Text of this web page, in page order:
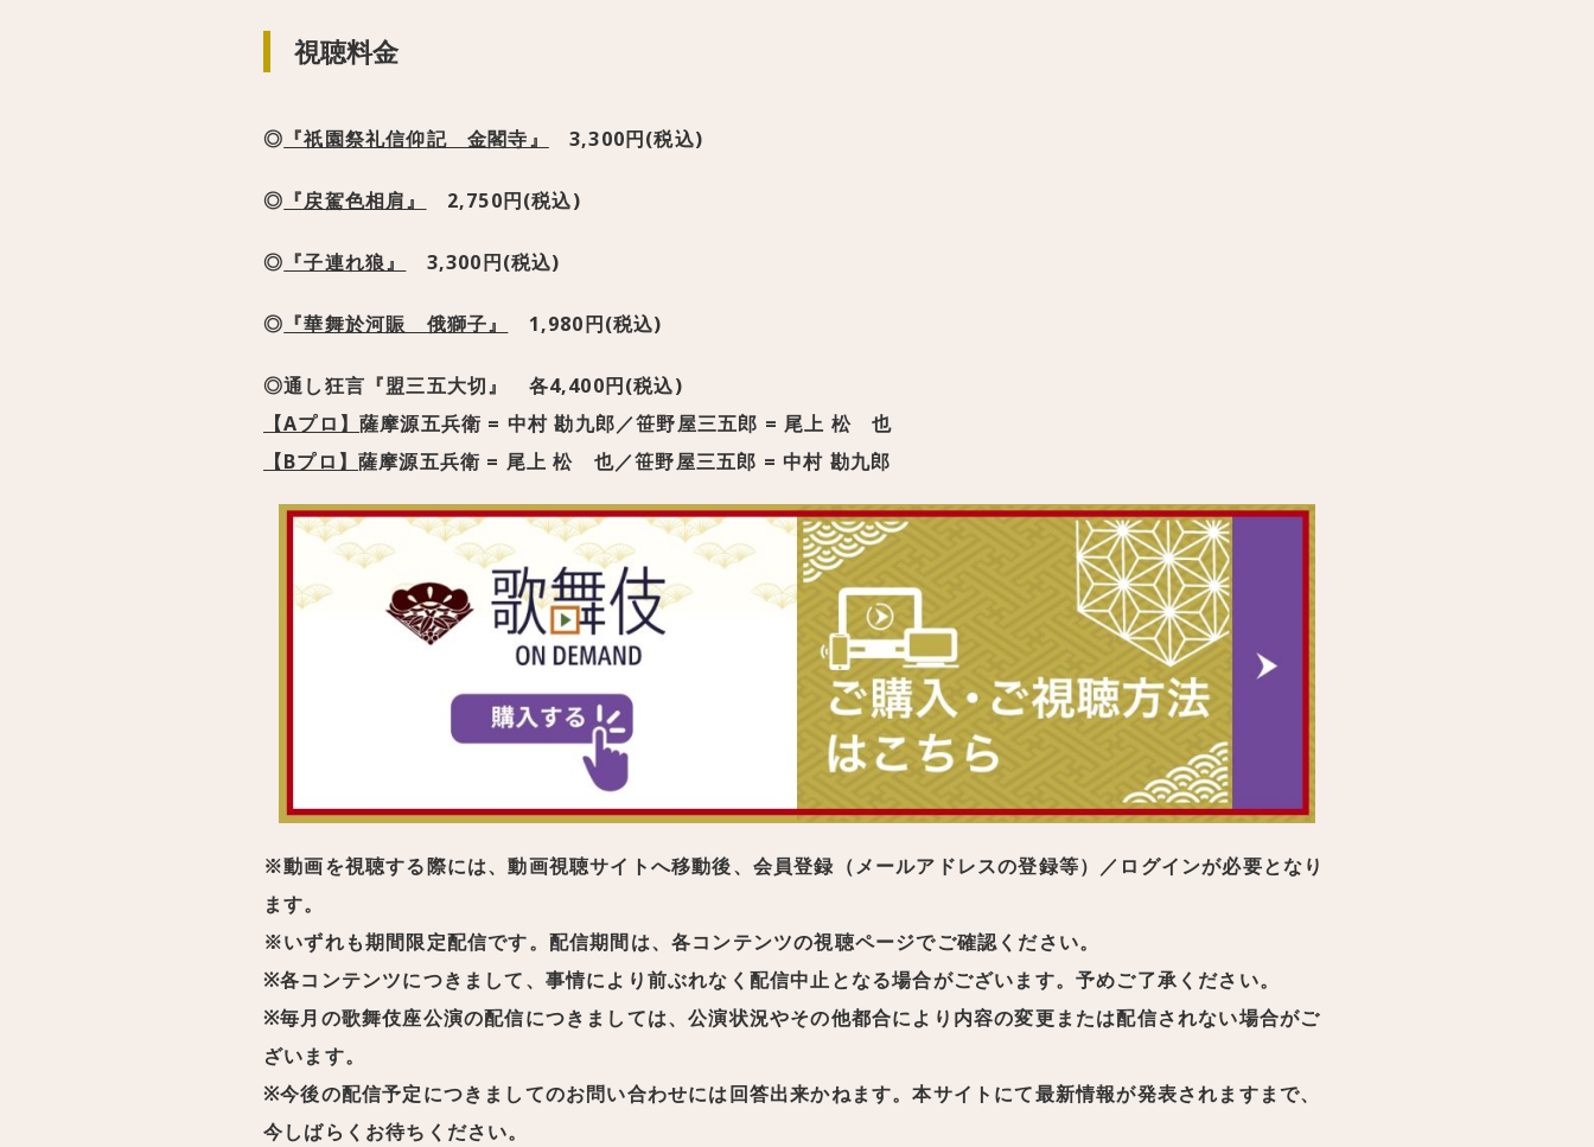
視聴料金
◎ 『祇園祭礼信仰記 金閣寺』 3,300円(税込)
◎ 『戻駕色相肩』 2,750円(税込)
◎ 『子連れ狼』 3,300円(税込)
◎ 『華舞於河賑 俄獅子』 1,980円(税込)
◎通し狂言『盟三五大切』 各4,400円(税込)
【Aプロ】 薩摩源五兵衛 = 中村 勘九郎／笹野屋三五郎 = 尾上 松 也
【Bプロ】 薩摩源五兵衛 = 尾上 松 也／笹野屋三五郎 = 中村 勘九郎
※動画を視聴する際には、動画視聴サイトへ移動後、会員登録（メールアドレスの登録等）／ログインが必要となり
ます。
※いずれも期間限定配信です。配信期間は、各コンテンツの視聴ページでご確認ください。
※各コンテンツにつきまして、事情により前ぶれなく配信中止となる場合がございます。予めご了承ください。
※毎月の歌舞伎座公演の配信につきましては、公演状況やその他都合により内容の変更または配信されない場合がご
ざいます。
※今後の配信予定につきましてのお問い合わせには回答出来かねます。本サイトにて最新情報が発表されますまで、
今しばらくお待ちください。